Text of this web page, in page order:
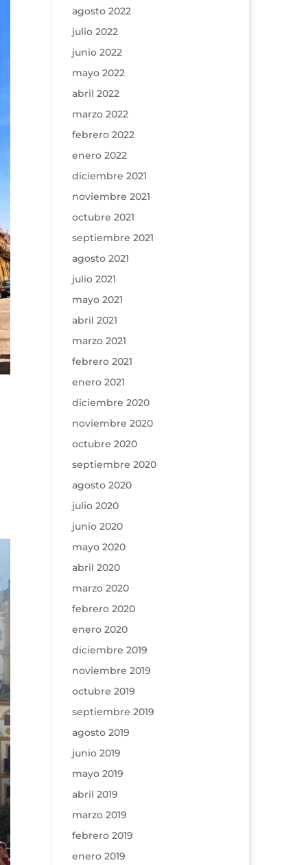
agosto 2022
julio 2022
junio 2022
mayo 2022
abril 2022
marzo 2022
febrero 2022
enero 2022
diciembre 2021
noviembre 2021
octubre 2021
septiembre 2021
agosto 2021
julio 2021
mayo 2021
abril 2021
marzo 2021
febrero 2021
enero 2021
diciembre 2020
noviembre 2020
octubre 2020
septiembre 2020
agosto 2020
julio 2020
junio 2020
mayo 2020
abril 2020
marzo 2020
febrero 2020
enero 2020
diciembre 2019
noviembre 2019
octubre 2019
septiembre 2019
agosto 2019
junio 2019
mayo 2019
abril 2019
marzo 2019
febrero 2019
enero 2019